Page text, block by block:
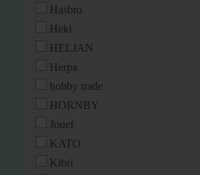
Hasbro
Heki
HELJAN
Herpa
hobby trade
HORNBY
Jouef
KATO
Kibri